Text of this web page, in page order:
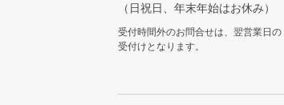
（日祝日、年末年始はお休み）
受付時間外のお問合せは、翌営業日の
受付けとなります。